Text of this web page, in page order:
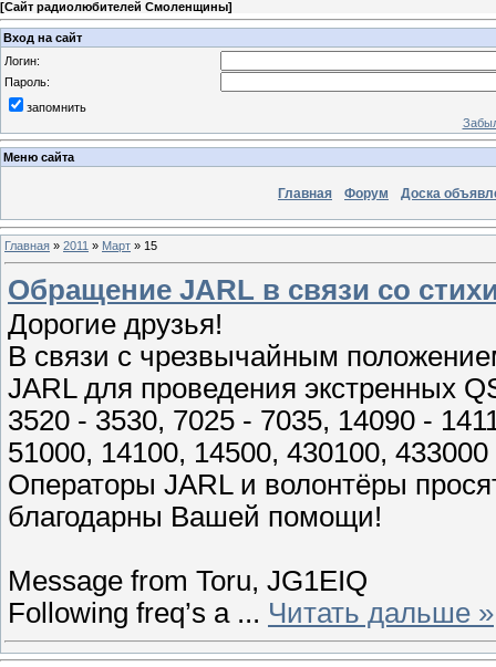
[Сайт радиолюбителей Смоленщины]
Вход на сайт
Логин:
Пароль:
запомнить
Меню сайта
Главная Форум Доска
Главная » 2011 » Март » 15
Обращение JARL в связи со
Дорогие друзья!
В связи с чрезвычайным
JARL для проведения экстренных
3520 - 3530, 7025 - 7035, 14090 -
51000, 14100, 14500, 430100, 433000
Операторы JARL и волонтёры
благодарны Вашей помощи!
Message from Toru, JG1EIQ
Following freq’s a ... Читать дальше »